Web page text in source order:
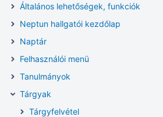
Általános lehetőségek, funkciók
Neptun hallgatói kezdőlap
Naptár
Felhasználói menü
Tanulmányok
Tárgyak
Tárgyfelvétel